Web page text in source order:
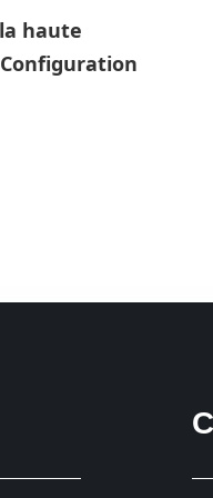
haute
Configuration